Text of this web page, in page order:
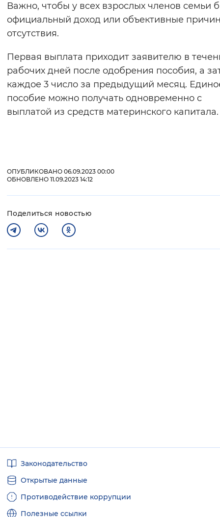
Важно, чтобы у всех взрослых членов семьи
официальный доход или объективные
отсутствия.
Первая выплата приходит заявителю в
рабочих дней после одобрения пособия, а
каждое 3 число за предыдущий месяц.
пособие можно получать одновременно с
выплатой из средств материнского капитала.
ОПУБЛИКОВАНО 06.09.2023 00:00
ОБНОВЛЕНО 11.09.2023 14:12
Поделиться новостью
ссылкиЗаконодательство
Открытые данные
Противодействие коррупции
Полезные ссылки